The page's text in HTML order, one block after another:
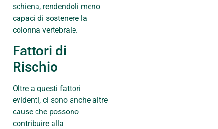
schiena, rendendoli meno
capaci di sostenere la
colonna vertebrale.
Fattori di
Rischio
Oltre a questi fattori
evidenti, ci sono anche altre
cause che possono
contribuire alla